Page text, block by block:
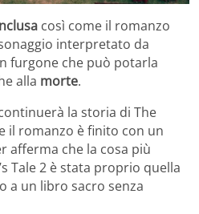
così come il romanzo
interpretato da
furgone che può potarla
alla morte.
la storia di The
il romanzo è finito con un
afferma che la cosa più
Tale 2 è stata proprio quella
a un libro sacro senza